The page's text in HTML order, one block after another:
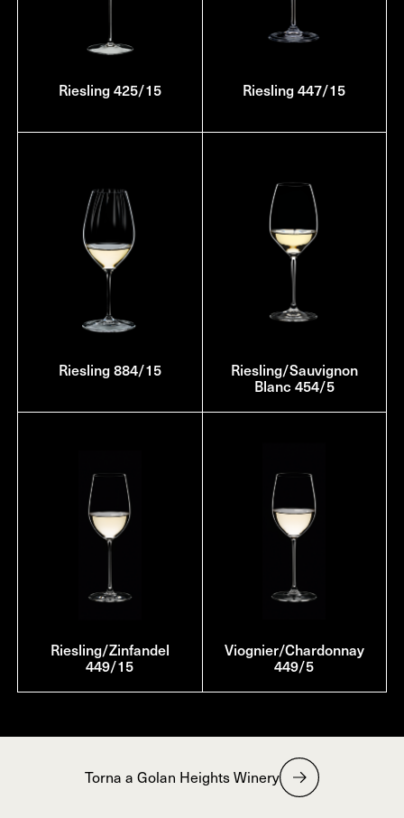
Riesling 425/15 Riesling 447/15
Riesling 884/15
Riesling/Sauvignon
Blanc 454/5
Riesling/Zinfandel
449/15
Viognier/Chardonnay
449/5
Torna a Golan Heights Winery